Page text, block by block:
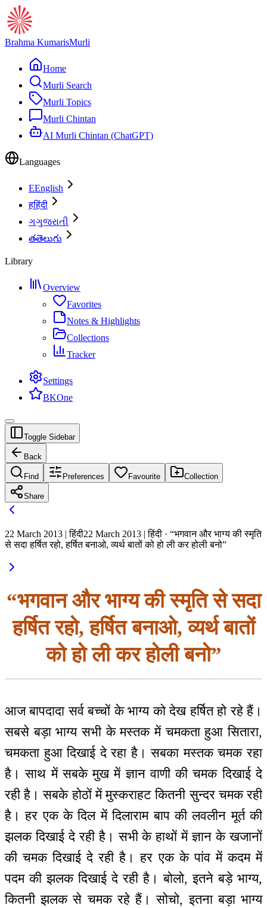
Brahma KumarisMurli
Home
Murli Search
Murli Topics
Murli Chintan
AI Murli Chintan (ChatGPT)
Languages
EEnglish
हहिंदी
ગગુજરાતી
తతెలుగు
Library
Overview
Favorites
Notes & Highlights
Collections
Tracker
Settings
BKOne
Toggle Sidebar
Back
Find Preferences Favourite Collection
Share
22 March 2013 | हिंदी22 March 2013 | हिंदी · “भगवान और भाग्य की स्मृति
से सदा हर्षित रहो, हर्षित बनाओ, व्यर्थ बातों को हो ली कर होली बनो”
“भगवान और भाग्य की स्मृति से सदा
हर्षित रहो, हर्षित बनाओ, व्यर्थ बातों
को हो ली कर होली बनो”
आज बापदादा सर्व बच्चों के भाग्य को देख हर्षित हो रहे हैं।
सबसे बड़ा भाग्य सभी के मस्तक में चमकता हुआ सितारा,
चमकता हुआ दिखाई दे रहा है। सबका मस्तक चमक रहा
है। साथ में सबके मुख में ज्ञान वाणी की चमक दिखाई दे
रही है। सबके होठों में मुस्कराहट कितनी सुन्दर चमक रही
है। हर एक के दिल में दिलाराम बाप की लवलीन मूर्त की
झलक दिखाई दे रही है। सभी के हाथों में ज्ञान के खजानों
की चमक दिखाई दे रही है। हर एक के पांव में कदम में
पदम की झलक दिखाई दे रही है। बोलो, इतने बड़े भाग्य,
कितनी झलक से चमक रहे हैं। सोचो, इतना बड़ा भाग्य